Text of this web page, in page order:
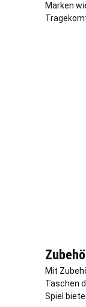
Marken
Mit
Taschen
Spiel